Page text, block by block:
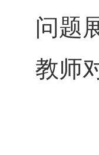
问题
教师